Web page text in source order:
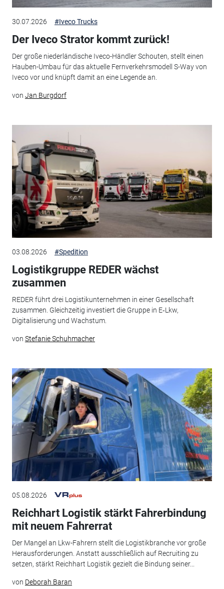
30.07.2026 #Iveco Trucks
Der Iveco Strator kommt zurück!
Der große niederländische Iveco-Händler Schouten, stellt einen
Hauben-Umbau für das aktuelle Fernverkehrsmodell S-Way von
Iveco vor und knüpft damit an eine Legende an.
von Jan Burgdorf
03.08.2026 #Spedition
Logistikgruppe REDER wächst
zusammen
REDER führt drei Logistikunternehmen in einer Gesellschaft
zusammen. Gleichzeitig investiert die Gruppe in E‑Lkw,
Digitalisierung und Wachstum.
von Stefanie Schuhmacher
05.08.2026
Reichhart Logistik stärkt Fahrerbindung
mit neuem Fahrerrat
Der Mangel an Lkw-Fahrern stellt die Logistikbranche vor große
Herausforderungen. Anstatt ausschließlich auf Recruiting zu
setzen, stärkt Reichhart Logistik gezielt die Bindung seiner...
von Deborah Baran